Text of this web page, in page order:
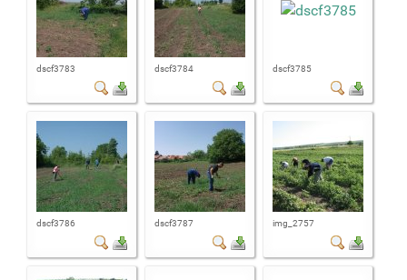
dscf3783 dscf3784 dscf3785
dscf3786 dscf3787 img_2757